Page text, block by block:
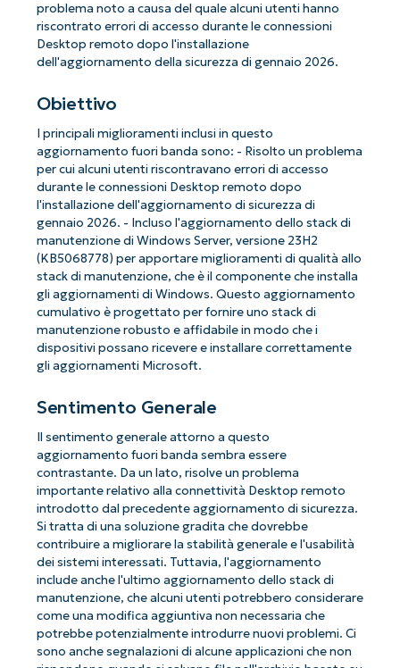
problema noto a causa del quale alcuni utenti hanno
riscontrato errori di accesso durante le connessioni
Desktop remoto dopo l'installazione
dell'aggiornamento della sicurezza di gennaio 2026.
Obiettivo
I principali miglioramenti inclusi in questo
aggiornamento fuori banda sono: - Risolto un problema
per cui alcuni utenti riscontravano errori di accesso
durante le connessioni Desktop remoto dopo
l'installazione dell'aggiornamento di sicurezza di
gennaio 2026. - Incluso l'aggiornamento dello stack di
manutenzione di Windows Server, versione 23H2
(KB5068778) per apportare miglioramenti di qualità allo
stack di manutenzione, che è il componente che installa
gli aggiornamenti di Windows. Questo aggiornamento
cumulativo è progettato per fornire uno stack di
manutenzione robusto e affidabile in modo che i
dispositivi possano ricevere e installare correttamente
gli aggiornamenti Microsoft.
Sentimento Generale
Il sentimento generale attorno a questo
aggiornamento fuori banda sembra essere
contrastante. Da un lato, risolve un problema
importante relativo alla connettività Desktop remoto
introdotto dal precedente aggiornamento di sicurezza.
Si tratta di una soluzione gradita che dovrebbe
contribuire a migliorare la stabilità generale e l'usabilità
dei sistemi interessati. Tuttavia, l'aggiornamento
include anche l'ultimo aggiornamento dello stack di
manutenzione, che alcuni utenti potrebbero considerare
come una modifica aggiuntiva non necessaria che
potrebbe potenzialmente introdurre nuovi problemi. Ci
sono anche segnalazioni di alcune applicazioni che non